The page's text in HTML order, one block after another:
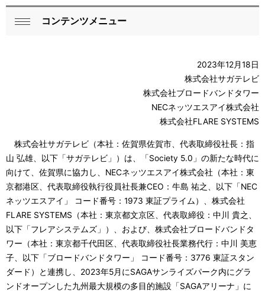
置
ロ
ビ
ゲ
ー
シ
ョ
ン
コンテンツメニュー
2023年12月18日
株式会社サガテレビ
株式会社ブロードバンドタワー
NECネッツエスアイ株式会社
株式会社FLARE SYSTEMS
株式会社サガテレビ（本社：佐賀県佐賀市、代表取締役社長：指
山 弘雄、以下「サガテレビ」）は、「Society 5.0」の新たな時代に
向けて、佐賀県に協力し、NECネッツエスアイ株式会社（本社：東
京都港区、代表取締役執行役員社長兼CEO：牛島 祐之、以下「NEC
ネッツエスアイ」 コード番号：1973 東証プライム）、株式会社
FLARE SYSTEMS（本社：東京都文京区、代表取締役：中川 貴之、
以下「フレアシステムズ」）、および、株式会社ブロードバンドタ
ワー（本社：東京都千代田区、代表取締役社長業務代行：中川 美恵
子、以下「ブロードバンドタワー」 コード番号：3776 東証スタン
ダード）と連携し、2023年5月にSAGAサンライズパーク内にグラ
ンドオープンした九州最大規模の多目的施設「SAGAアリーナ」に